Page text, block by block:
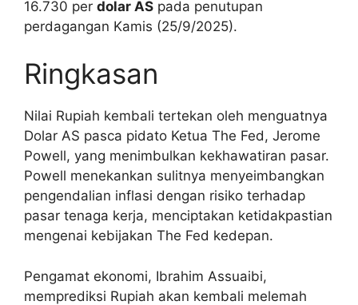
16.730 per dolar AS pada penutupan
perdagangan Kamis (25/9/2025).
Ringkasan
Nilai Rupiah kembali tertekan oleh menguatnya
Dolar AS pasca pidato Ketua The Fed, Jerome
Powell, yang menimbulkan kekhawatiran pasar.
Powell menekankan sulitnya menyeimbangkan
pengendalian inflasi dengan risiko terhadap
pasar tenaga kerja, menciptakan ketidakpastian
mengenai kebijakan The Fed kedepan.
Pengamat ekonomi, Ibrahim Assuaibi,
memprediksi Rupiah akan kembali melemah